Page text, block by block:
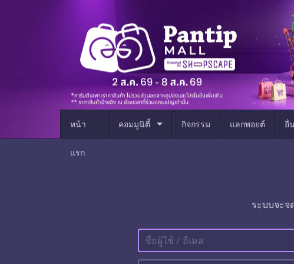
หน้า
แรก
คอมมูนิตี้ arrow_drop_down กิจกรรม แลกพอยต์ อื่
ระบบจะจ